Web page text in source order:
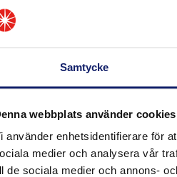
Samtycke
webbplats använder cookies
använder enhetsidentifierare för
medier och analysera vår
de sociala medier och annons-